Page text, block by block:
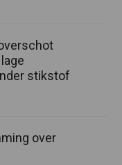
stikstof
over